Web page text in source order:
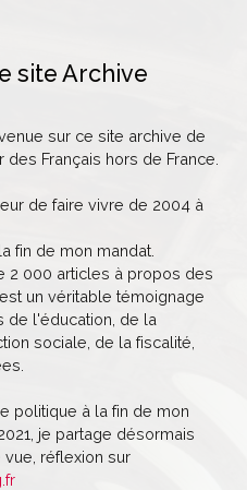
site Archive
sur ce site archive de
Français hors de France.
de faire vivre de 2004 à
fin de mon mandat.
2 000 articles à propos des
un véritable témoignage
de l'éducation, de la
sociale, de la fiscalité,
politique à la fin de mon
je partage désormais
réflexion sur